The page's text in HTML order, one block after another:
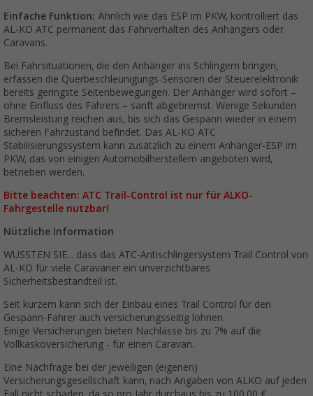
Einfache Funktion: Ähnlich wie das ESP im PKW, kontrolliert das
AL-KO ATC permanent das Fahrverhalten des Anhängers oder
Caravans.
Bei Fahrsituationen, die den Anhänger ins Schlingern bringen,
erfassen die Querbeschleunigungs-Sensoren der Steuerelektronik
bereits geringste Seitenbewegungen. Der Anhänger wird sofort –
ohne Einfluss des Fahrers – sanft abgebremst. Wenige Sekunden
Bremsleistung reichen aus, bis sich das Gespann wieder in einem
sicheren Fahrzustand befindet. Das AL-KO ATC
Stabilisierungssystem kann zusätzlich zu einem Anhänger-ESP im
PKW, das von einigen Automobilherstellern angeboten wird,
betrieben werden.
Bitte beachten: ATC Trail-Control ist nur für ALKO-
Fahrgestelle nutzbar!
Nützliche Information
WUSSTEN SIE... dass das ATC-Antischlingersystem Trail Control von
AL-KO für viele Caravaner ein unverzichtbares
Sicherheitsbestandteil ist.
Seit kurzem kann sich der Einbau eines Trail Control für den
Gespann-Fahrer auch versicherungsseitig lohnen.
Einige Versicherungen bieten Nachlässe bis zu 7% auf die
Vollkaskoversicherung - für einen Caravan.
Eine Nachfrage bei der jeweiligen (eigenen)
Versicherungsgesellschaft kann, nach Angaben von ALKO auf jeden